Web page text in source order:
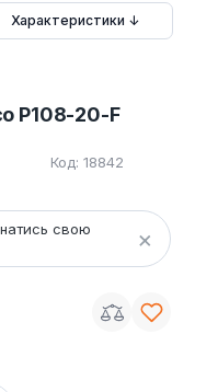
Характеристики ↓
P108-20-F
Код: 18842
свою
×